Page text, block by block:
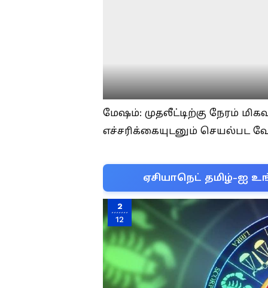
மேஷம்: முதலீட்டிற்கு நேரம்
எச்சரிக்கையுடனும் செயல்பட
ஏசியாநெட் தமிழ்-ஐ
2
12